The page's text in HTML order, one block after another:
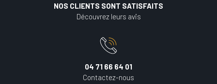
NOS CLIENTS SONT SATISFAITS
Découvrez leurs avis
04 71 66 64 01
Contactez-nous